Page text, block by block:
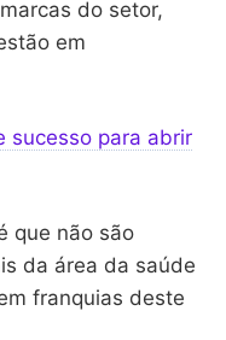
do setor,
em
sucesso para abrir
que não são
da área da saúde
franquias deste